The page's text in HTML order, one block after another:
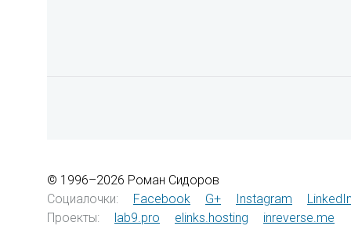
© 1996–2026 Роман Сидоров
Социалочки:
Facebook G+ Instagram
Проекты:
lab9.pro elinks.hosting inreverse.me